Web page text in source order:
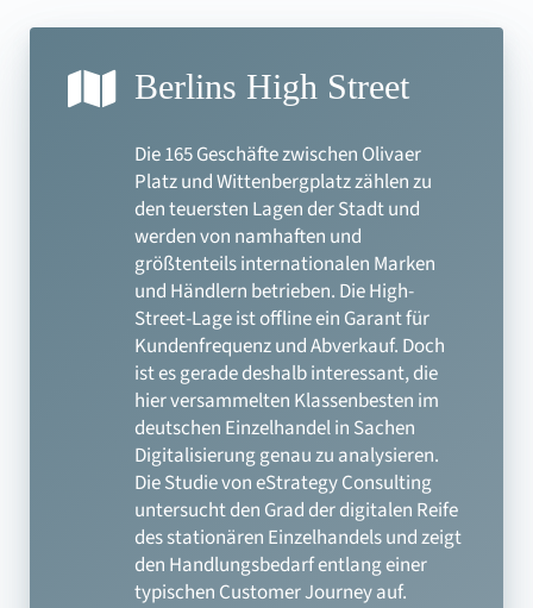
Berlins High Street
Die 165 Geschäfte zwischen Olivaer
Platz und Wittenbergplatz zählen zu
den teuersten Lagen der Stadt und
werden von namhaften und
größtenteils internationalen Marken
und Händlern betrieben. Die High-
Street-Lage ist offline ein Garant für
Kundenfrequenz und Abverkauf. Doch
ist es gerade deshalb interessant, die
hier versammelten Klassenbesten im
deutschen Einzelhandel in Sachen
Digitalisierung genau zu analysieren.
Die Studie von eStrategy Consulting
untersucht den Grad der digitalen Reife
des stationären Einzelhandels und zeigt
den Handlungsbedarf entlang einer
typischen Customer Journey auf.